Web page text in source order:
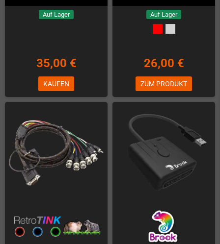
Auf Lager
35,00 €
KAUFEN
Auf Lager
26,00 €
ZUM PRODUKT